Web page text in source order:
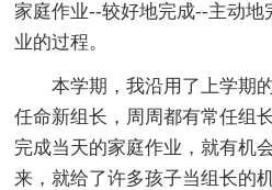
家庭作业--较好地完成--主动
业的过程。
本学期，我沿用了上学期的
任命新组长，周周都有常任组
完成当天的家庭作业，就有机
来，就给了许多孩子当组长的